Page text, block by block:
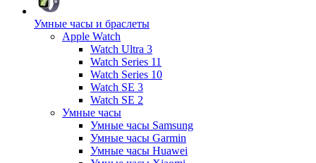
Умные часы и браслеты
Apple Watch
Watch Ultra 3
Watch Series 11
Watch Series 10
Watch SE 3
Watch SE 2
Умные часы
Умные часы Samsung
Умные часы Garmin
Умные часы Huawei